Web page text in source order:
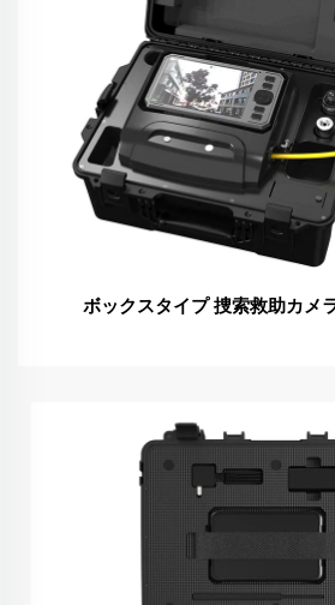
ボックスタイプ 捜索救助カメ